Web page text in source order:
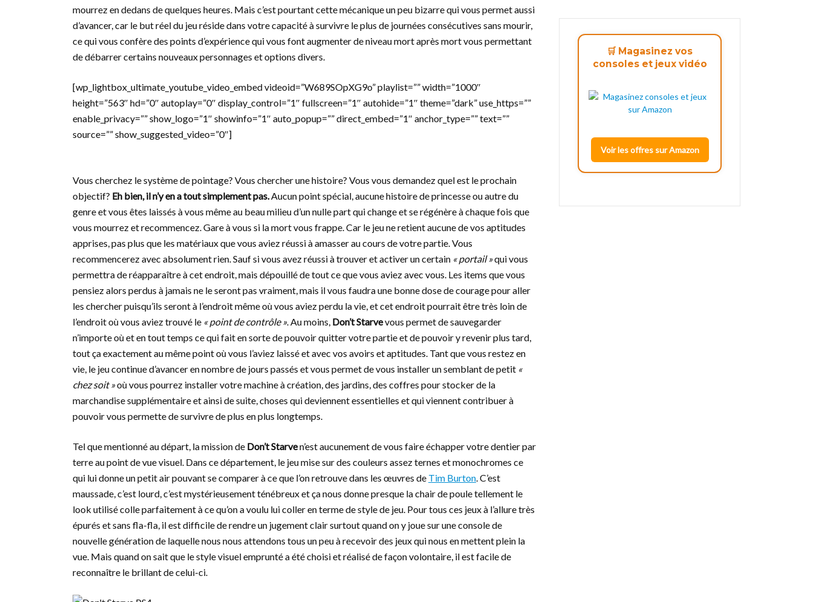
mourrez en dedans de quelques heures. Mais c’est pourtant cette mécanique un peu bizarre qui vous permet aussi
d’avancer, car le but réel du jeu réside dans votre capacité à survivre le plus de journées consécutives sans mourir,
ce qui vous confère des points d’expérience qui vous font augmenter de niveau mort après mort vous permettant
de débarrer certains nouveaux personnages et options divers.
[wp_lightbox_ultimate_youtube_video_embed videoid=”W689SOpXG9o” playlist=”” width=”1000″
height=”563″ hd=”0″ autoplay=”0″ display_control=”1″ fullscreen=”1″ autohide=”1″ theme=”dark” use_https=””
enable_privacy=”” show_logo=”1″ showinfo=”1″ auto_popup=”” direct_embed=”1″ anchor_type=”” text=””
source=”” show_suggested_video=”0″]
Vous cherchez le système de pointage? Vous chercher une histoire? Vous vous demandez quel est le prochain
objectif? Eh bien, il n’y en a tout simplement pas.Aucun point spécial, aucune histoire de princesse ou autre du
genre et vous êtes laissés à vous même au beau milieu d’un nulle part qui change et se régénère à chaque fois que
vous mourrez et recommencez. Gare à vous si la mort vous frappe. Car le jeu ne retient aucune de vos aptitudes
apprises, pas plus que les matériaux que vous aviez réussi à amasser au cours de votre partie. Vous
recommencerez avec absolument rien. Sauf si vous avez réussi à trouver et activer un certain « portail »qui vous
permettra de réapparaître à cet endroit, mais dépouillé de tout ce que vous aviez avec vous. Les items que vous
pensiez alors perdus à jamais ne le seront pas vraiment, mais il vous faudra une bonne dose de courage pour aller
les chercher puisqu’ils seront à l’endroit même où vous aviez perdu la vie, et cet endroit pourrait être très loin de
l’endroit où vous aviez trouvé le « point de contrôle ». Au moins, Don’t Starvevous permet de sauvegarder
n’importe où et en tout temps ce qui fait en sorte de pouvoir quitter votre partie et de pouvoir y revenir plus tard,
tout ça exactement au même point où vous l’aviez laissé et avec vos avoirs et aptitudes. Tant que vous restez en
vie, le jeu continue d’avancer en nombre de jours passés et vous permet de vous installer un semblant de petit «
chez soit »où vous pourrez installer votre machine à création, des jardins, des coffres pour stocker de la
marchandise supplémentaire et ainsi de suite, choses qui deviennent essentielles et qui viennent contribuer à
pouvoir vous permette de survivre de plus en plus longtemps.
Tel que mentionné au départ, la mission de Don’t Starven’est aucunement de vous faire échapper votre dentier par
terre au point de vue visuel. Dans ce département, le jeu mise sur des couleurs assez ternes et monochromes ce
qui lui donne un petit air pouvant se comparer à ce que l’on retrouve dans les œuvres de Tim Burton. C’est
maussade, c’est lourd, c’est mystérieusement ténébreux et ça nous donne presque la chair de poule tellement le
look utilisé colle parfaitement à ce qu’on a voulu lui coller en terme de style de jeu. Pour tous ces jeux à l’allure très
épurés et sans fla-fla, il est difficile de rendre un jugement clair surtout quand on y joue sur une console de
nouvelle génération de laquelle nous nous attendons tous un peu à recevoir des jeux qui nous en mettent plein la
vue. Mais quand on sait que le style visuel emprunté a été choisi et réalisé de façon volontaire, il est facile de
reconnaître le brillant de celui-ci.
🛒 Magasinez vos
consoles et jeux vidéo
Voir les offres sur Amazon